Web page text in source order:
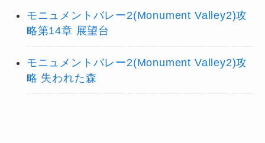
モニュメントバレー2(Monument Valley2)攻
略第14章 展望台
モニュメントバレー2(Monument Valley2)攻
略 失われた森